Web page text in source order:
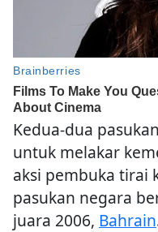
Kedua-dua
untuk melakar
aksi pembuka tirai
pasukan negara
juara 2006, Bahrain